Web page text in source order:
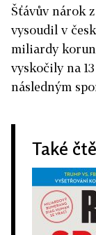
Šťávův nárok
vysoudil v
miliardy
vyskočily na
následným
Také